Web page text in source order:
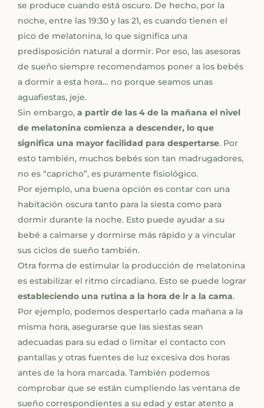
se produce cuando está oscuro. De hecho, por la
noche, entre las 19:30 y las 21, es cuando tienen el
pico de melatonina, lo que significa una
predisposición natural a dormir. Por eso, las asesoras
de sueño siempre recomendamos poner a los bebés
a dormir a esta hora… no porque seamos unas
aguafiestas, jeje.
Sin embargo, a partir de las 4 de la mañana el nivel
de melatonina comienza a descender, lo que
significa una mayor facilidad para despertarse. Por
esto también, muchos bebés son tan madrugadores,
no es “capricho”, es puramente fisiológico.
Por ejemplo, una buena opción es contar con una
habitación oscura tanto para la siesta como para
dormir durante la noche. Esto puede ayudar a su
bebé a calmarse y dormirse más rápido y a vincular
sus ciclos de sueño también.
Otra forma de estimular la producción de melatonina
es estabilizar el ritmo circadiano. Esto se puede lograr
estableciendo una rutina a la hora de ir a la cama.
Por ejemplo, podemos despertarlo cada mañana a la
misma hora, asegurarse que las siestas sean
adecuadas para su edad o limitar el contacto con
pantallas y otras fuentes de luz excesiva dos horas
antes de la hora marcada. También podemos
comprobar que se están cumpliendo las ventana de
sueño correspondientes a su edad y estar atento a